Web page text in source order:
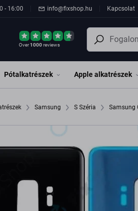
- 16:00 info@fixshop.hu Kapcsolat
Over1000reviews
Pótalkatrészek Apple alkatrészek
Samsung S Széria Samsung